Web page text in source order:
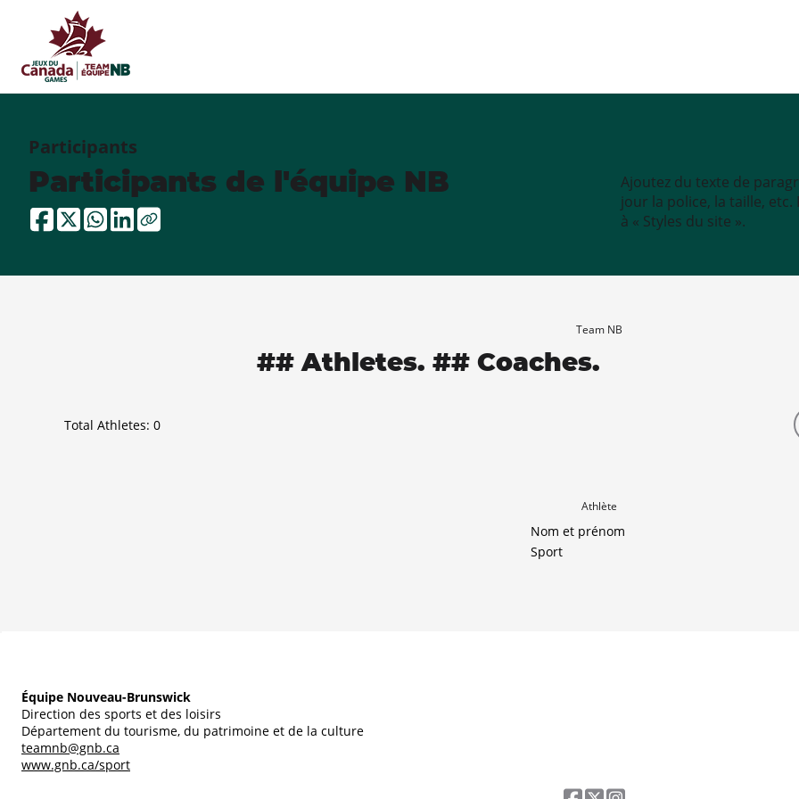
Participants
Participants de l'équipe NB
Ajoutez du texte de
jour la police, la taille,
à « Styles du site ».
Team NB
## Athletes. ## Coaches.
Total Athletes: 0
Athlète
Nom et prénom
Sport
Équipe Nouveau-Brunswick
Direction des sports et des loisirs
Département du tourisme, du patrimoine et de la culture
teamnb@gnb.ca
www.gnb.ca/sport